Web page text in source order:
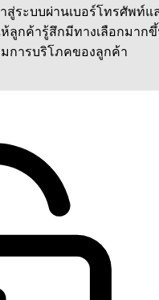
สู่ระบบผ่านเบอร์โทรศัพท์แ
ลูกค้ารู้สึกมีทางเลือกมาก
การบริโภคของลูกค้า